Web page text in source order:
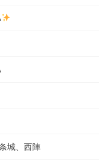
城、西陣